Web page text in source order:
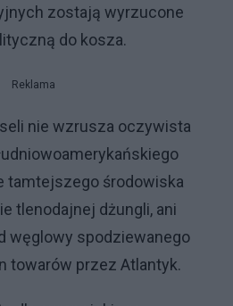
zostają wyrzucone
do kosza.
Reklama
nie wzrusza oczywista
tamtejszego środowiska
tlenodajnej dżungli, ani
węglowy spodziewanego
towarów przez Atlantyk.